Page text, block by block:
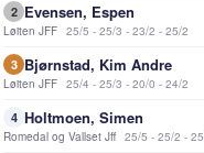
2 Evensen, Espen
Løiten JFF 25/5 - 25/3 - 23/2 - 25/2
3 Bjørnstad, Kim Andre
Løiten JFF 25/4 - 25/3 - 20/0 - 24/2
4 Holtmoen, Simen
Romedal og Vallset Jff 25/5 - 25/2 -